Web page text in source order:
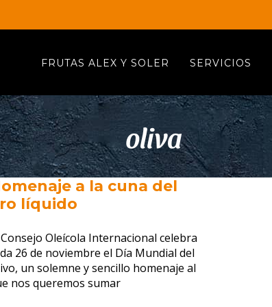
FRUTAS ALEX Y SOLER SERVICIOS
oliva
a la cuna del
líquido
Consejo Oleícola Internacional celebra
26 de noviembre el Día Mundial del
un solemne y sencillo homenaje al
nos queremos sumar